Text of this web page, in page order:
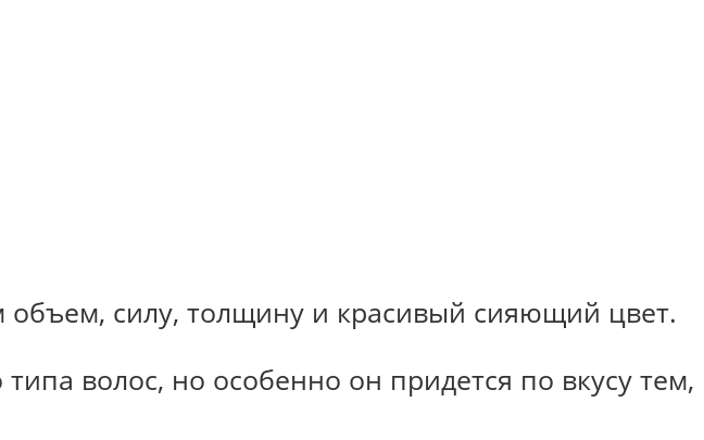
объем, силу, толщину и красивый сияющий цвет.
волос, но особенно он придется по вкусу тем,